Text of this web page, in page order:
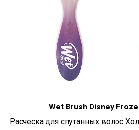
Wet Brush Disney
Расческа для спутанных волос